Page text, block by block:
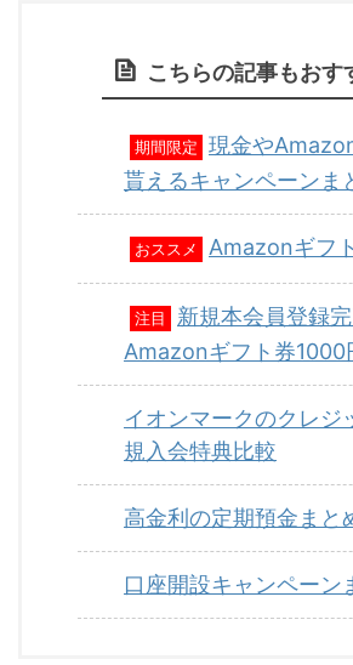
こちらの記事もおす
期間限定
現金や
貰えるキャンペーンま
おススメ Amazonギフ
注目
新規本会員登録
Amazonギフト券1000
イオンマークのクレジ
規入会特典比較
高金利の定期預金まと
口座開設キャンペーン